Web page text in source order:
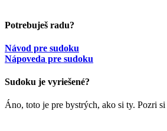
Potrebuješ radu?
Návod pre sudoku
Nápoveda pre sudoku
Sudoku je vyriešené?
Áno, toto je pre bystrých, ako si ty. Pozri si